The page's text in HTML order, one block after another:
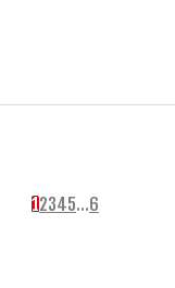
page
1page
2page
3 page
4page
5… page
6